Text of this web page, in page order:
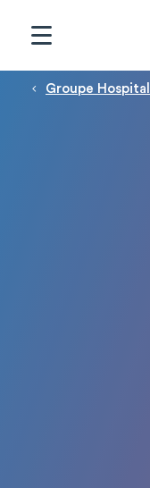
Fil d'Ariane
Groupe
Panneau de